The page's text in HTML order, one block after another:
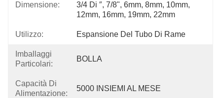
Dimensione:
3/4 Di ″, 7/8", 6mm, 8mm, 10mm,
12mm, 16mm, 19mm, 22mm
Utilizzo: Espansione Del Tubo Di Rame
Imballaggi
Particolari:
BOLLA
Capacità Di
Alimentazione:
5000 INSIEMI AL MESE